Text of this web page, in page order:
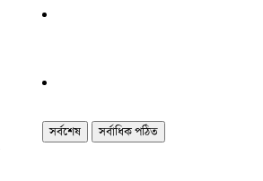
সর্বশেষ সর্বাধিক পঠিত